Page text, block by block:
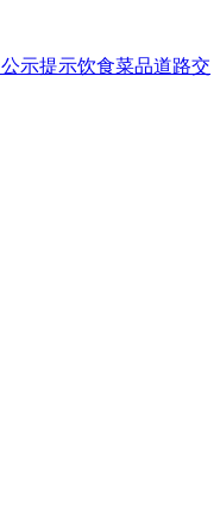
公示提示饮食菜品道路交